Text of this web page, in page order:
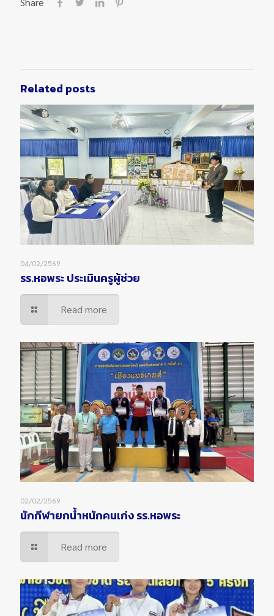
Related posts
04/02/2569
รร.หอพระ ประเมินครูผู้ช่วย
Read more
02/02/2569
นักกีฬายกน้ำหนักคนเก่ง รร.หอพระ
Read more